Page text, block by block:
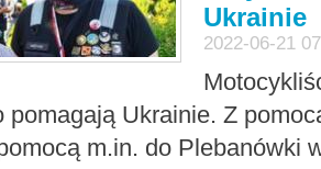
Ukrainie
2022-06-21
pomagają Ukrainie. Z
m.in. do Plebanówki